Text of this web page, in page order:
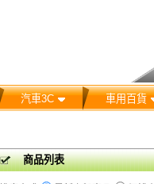
汽車3C 車用百貨
商品列表